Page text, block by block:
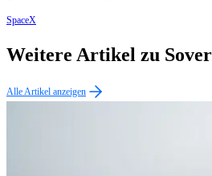
SpaceX
Weitere Artikel zu
Alle Artikel anzeigen